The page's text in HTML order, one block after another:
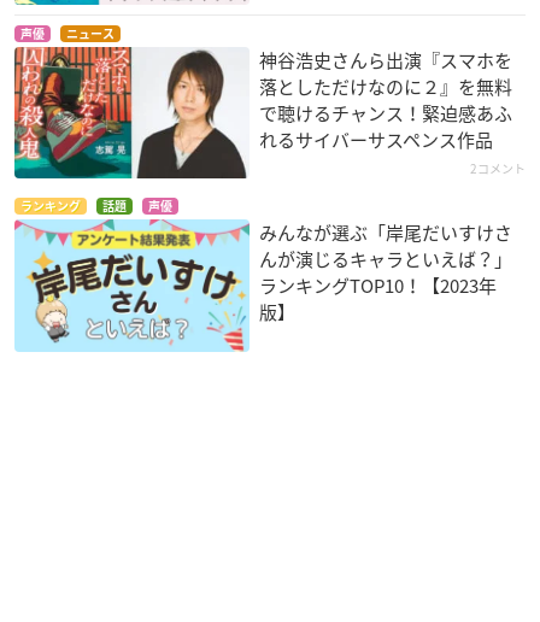
声優 ニュース
神谷浩史さんら出演『スマホを
落としただけなのに２』を無料
で聴けるチャンス！緊迫感あふ
れるサイバーサスペンス作品
2コメント
ランキング 話題 声優
みんなが選ぶ「岸尾だいすけさ
んが演じるキャラといえば？」
ランキングTOP10！【2023年
版】